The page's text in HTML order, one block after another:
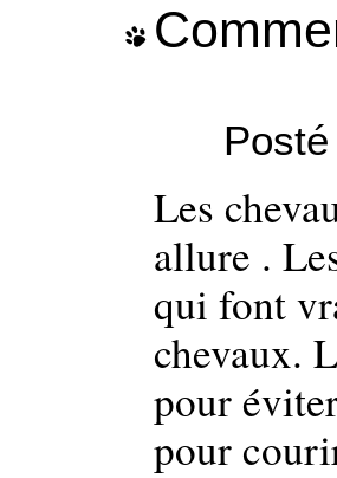
Les
allure .
qui font
chevaux.
pour
pour